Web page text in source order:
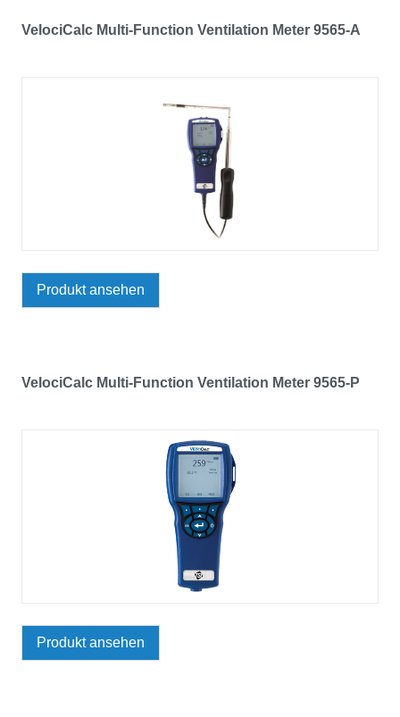
VelociCalc Multi-Function Ventilation Meter 9565-A
Produkt ansehen
VelociCalc Multi-Function Ventilation Meter 9565-P
Produkt ansehen